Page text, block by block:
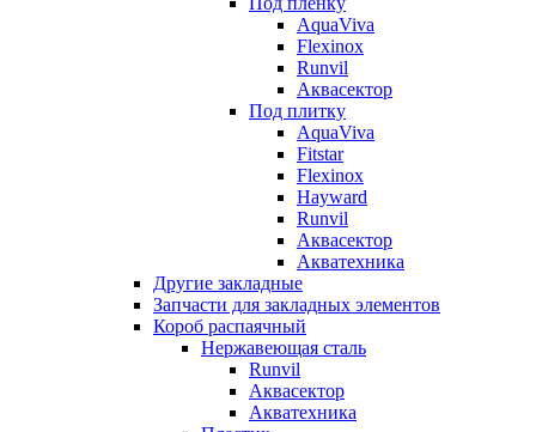
AquaViva
Flexinox
Runvil
Аквасектор
Под плитку
AquaViva
Fitstar
Flexinox
Hayward
Runvil
Аквасектор
Акватехника
Другие закладные
Запчасти для закладных элементов
Короб распаячный
Нержавеющая сталь
Runvil
Аквасектор
Акватехника